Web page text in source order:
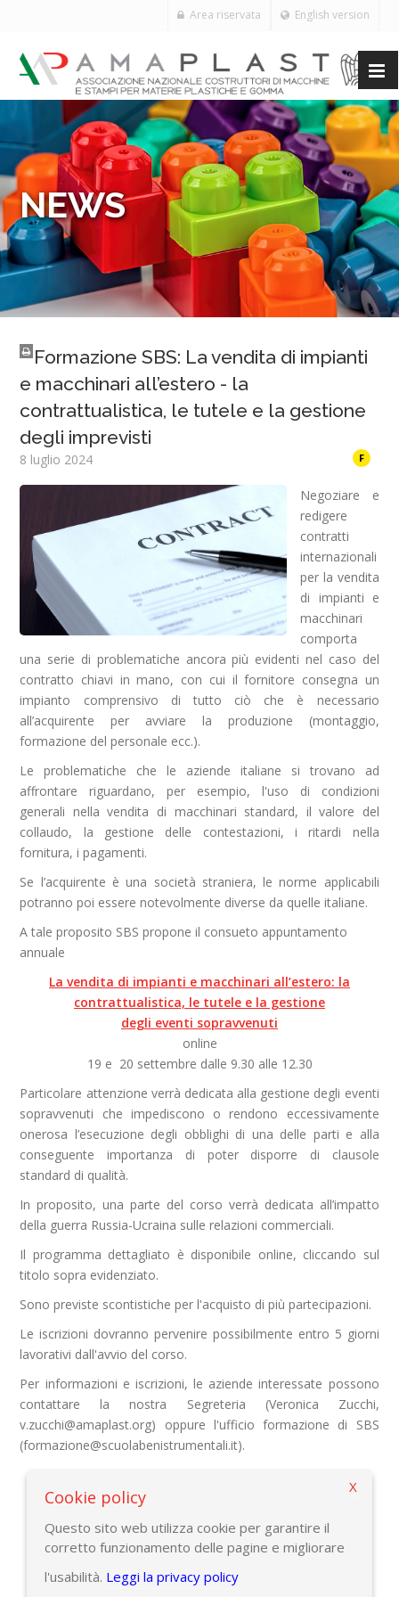
English version
Area riservata
NEWS
Formazione SBS: La vendita di impianti
e macchinari all’estero - la
contrattualistica, le tutele e la gestione
degli imprevisti
8 luglio 2024 F
Negoziare e
redigere
contratti
internazionali
per la vendita
di impianti e
macchinari
comporta
una serie di problematiche ancora più evidenti nel caso del
contratto chiavi in mano, con cui il fornitore consegna un
impianto comprensivo di tutto ciò che è necessario
all’acquirente per avviare la produzione (montaggio,
formazione del personale ecc.).
Le problematiche che le aziende italiane si trovano ad
affrontare riguardano, per esempio, l'uso di condizioni
generali nella vendita di macchinari standard, il valore del
collaudo, la gestione delle contestazioni, i ritardi nella
fornitura, i pagamenti.
Se l’acquirente è una società straniera, le norme applicabili
potranno poi essere notevolmente diverse da quelle italiane.
A tale proposito SBS propone il consueto appuntamento
annuale
La vendita di impianti e macchinari all’estero: la
contrattualistica, le tutele e la gestione
degli eventi sopravvenuti
online
19 e 20 settembre dalle 9.30 alle 12.30
Particolare attenzione verrà dedicata alla gestione degli eventi
sopravvenuti che impediscono o rendono eccessivamente
onerosa l’esecuzione degli obblighi di una delle parti e alla
conseguente importanza di poter disporre di clausole
standard di qualità.
In proposito, una parte del corso verrà dedicata all’impatto
della guerra Russia-Ucraina sulle relazioni commerciali.
Il programma dettagliato è disponibile online, cliccando sul
titolo sopra evidenziato.
Sono previste scontistiche per l'acquisto di più partecipazioni.
Le iscrizioni dovranno pervenire possibilmente entro 5 giorni
lavorativi dall'avvio del corso.
Per informazioni e iscrizioni, le aziende interessate possono
contattare la nostra Segreteria (Veronica Zucchi,
v.zucchi@amaplast.org) oppure l'ufficio formazione di SBS
(formazione@scuolabenistrumentali.it).
Torna alla pagina precedente
Cookie policy
Questo sito web utilizza cookie per garantire il
corretto funzionamento delle pagine e migliorare
l'usabilità. Leggi la privacy policy
X